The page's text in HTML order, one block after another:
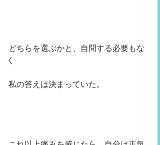
く
私の答えは決まっていた。